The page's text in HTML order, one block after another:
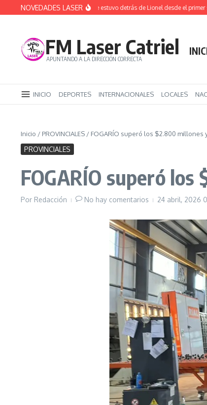
Saltar al contenido
NOVEDADES LASER
Messi: el hombre que estuvo detrás de Lionel desde el primer sueño
FM Laser Catriel
APUNTANDO A LA DIRECCIÓN CORRECTA
INICIO DEPORTES INTERNACIONALES LOCALES
Inicio / PROVINCIALES / FOGARÍO superó los $2.800 millones
PROVINCIALES
FOGARÍO superó
Por Redacción No hay comentarios 24 abril, 2026